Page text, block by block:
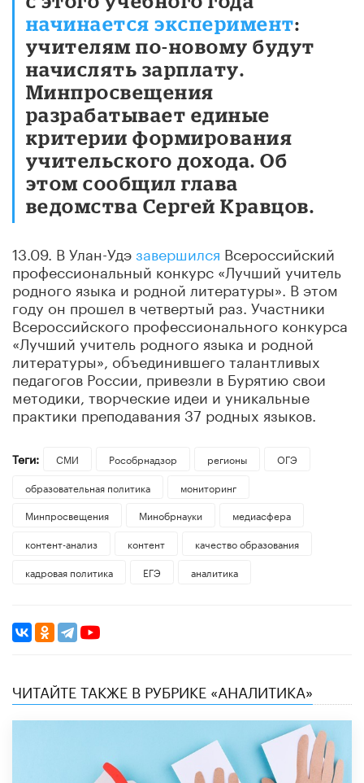
начинается эксперимент:
учителям по-новому будут
начислять зарплату.
Минпросвещения
разрабатывает единые
критерии формирования
учительского дохода. Об
этом сообщил глава
ведомства Сергей Кравцов.
13.09. В Улан-Удэ завершился Всероссийский
профессиональный конкурс «Лучший учитель
родного языка и родной литературы». В этом
году он прошел в четвертый раз. Участники
Всероссийского профессионального конкурса
«Лучший учитель родного языка и родной
литературы», объединившего талантливых
педагогов России, привезли в Бурятию свои
методики, творческие идеи и уникальные
практики преподавания 37 родных языков.
Теги: СМИ Рособрнадзор регионы
ОГЭ
образовательная политика
мониторинг
Минпросвещения
Минобрнауки
медиасфера
контент-анализ
контент
качество образования
кадровая политика
ЕГЭ аналитика
ЧИТАЙТЕ ТАКЖЕ В РУБРИКЕ «АНАЛИТИКА»